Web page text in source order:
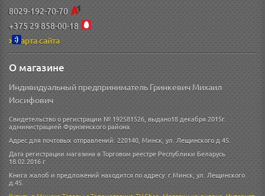
8029-192-70-70
+375 29 858-00-18
Карта сайта
О магазине
Индивидуальный предприниматель Гринкевич Михаил
Иосифович
Свидетельство о регистрации № 192581526, выдано18 декабря 2015г.
администрацией Фрунзенского района.
Адрес для почтовых отправлений: 220140, Минск, ул. Лещинского д 45.
Дата регистрации магазина в Торговом реестре Республики Беларусь
18.02.2016 г
Книга жалоб и предложений находится по адресу: г.Минск, ул. Лещинского
д.45.